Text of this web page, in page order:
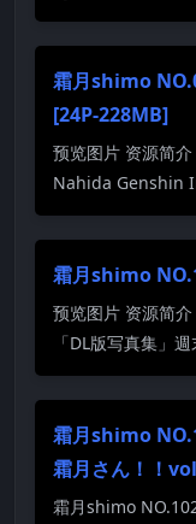
霜月shimo
[24P-228MB]
预览图片 资源简
Nahida Genshin
霜月shimo
预览图片 资源简
「DL版写真集」
霜月shimo
霜月さん！！
霜月shimo